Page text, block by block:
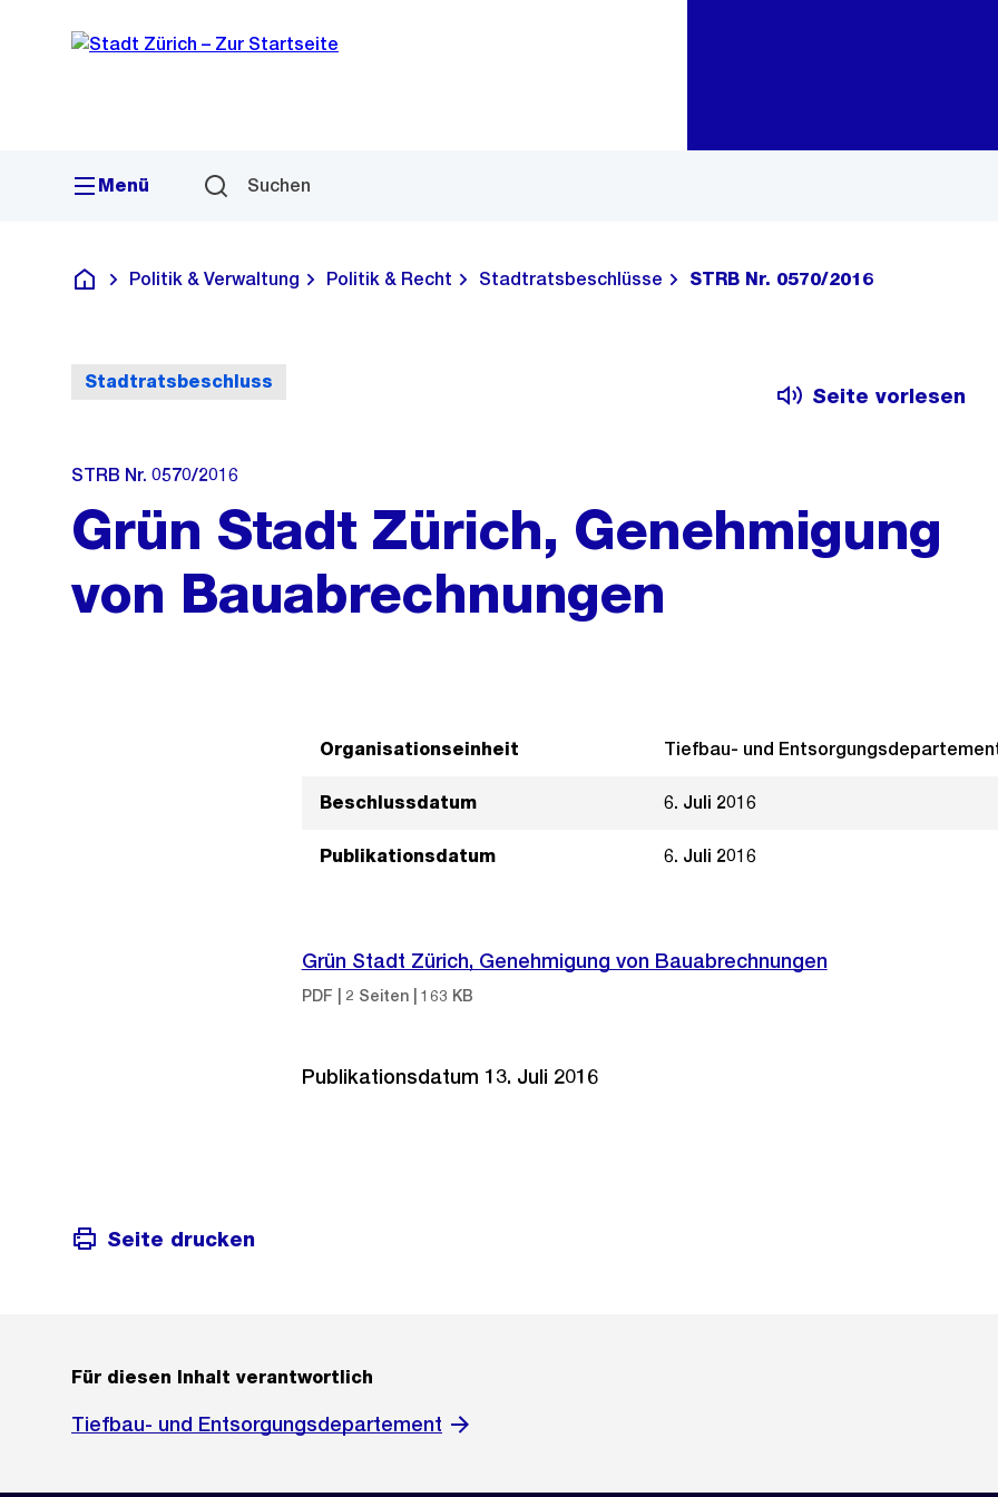
Navigation
Sprunglink
Menü Suchen
Deutsch
Politik & Verwaltung Politik & Recht Stadtratsbeschlüsse STRB Nr. 0570/2016
Stadtratsbeschluss
Seite vorlesen
STRB Nr. 0570/2016
Grün Stadt Zürich, Genehmigung
von Bauabrechnungen
Organisationseinheit Tiefbau- und
Beschlussdatum 6. Juli 2016
Publikationsdatum 6. Juli 2016
Grün Stadt Zürich, Genehmigung von Bauabrechnungen
PDF | 2 Seiten | 163 KB
Publikationsdatum 13. Juli 2016
Seite drucken
Für diesen Inhalt verantwortlich
Tiefbau- und Entsorgungsdepartement